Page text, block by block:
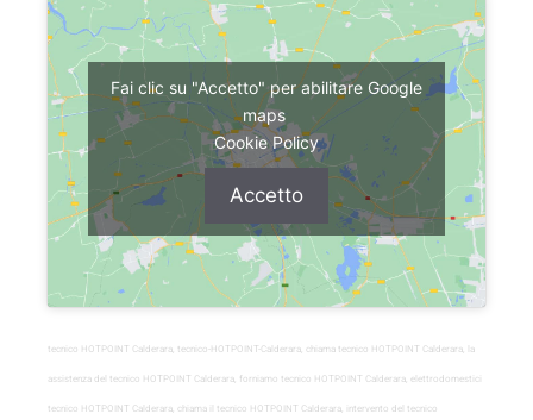
Fai clic su "Accetto" per abilitare Google
maps
Cookie Policy
Accetto
tecnico HOTPOINT Calderara, tecnico-HOTPOINT-Calderara, chiama tecnico HOTPOINT Calderara, la
assistenza del tecnico HOTPOINT Calderara, forniamo tecnico HOTPOINT Calderara, elettrodomestici
tecnico HOTPOINT Calderara, chiama il tecnico HOTPOINT Calderara, intervento del tecnico